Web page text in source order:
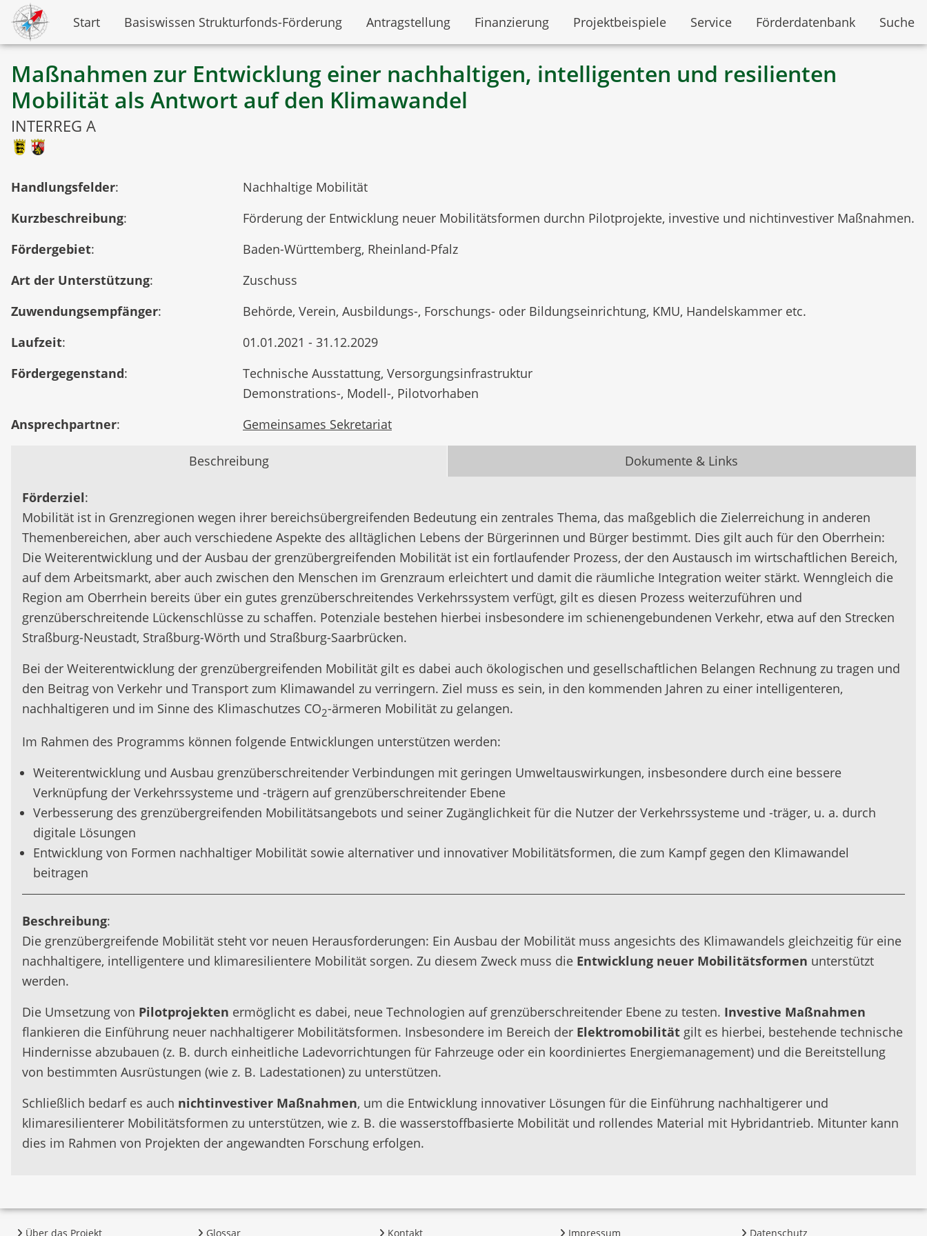
Start Basiswissen Strukturfonds-Förderung Antragstellung Finanzierung Projektbeispiele Service Förderdatenbank Suche
Maßnahmen zur Entwicklung einer nachhaltigen, intelligenten und resilienten
Mobilität als Antwort auf den Klimawandel
INTERREG A
Handlungsfelder:
Nachhaltige Mobilität
Kurzbeschreibung:
Förderung der Entwicklung neuer Mobilitätsformen durchn Pilotprojekte, investive und nichtinvestiver Maßnahmen.
Fördergebiet:
Baden-Württemberg, Rheinland-Pfalz
Art der Unterstützung:
Zuschuss
Zuwendungsempfänger:
Behörde, Verein, Ausbildungs-, Forschungs- oder Bildungseinrichtung, KMU, Handelskammer etc.
Laufzeit:
01.01.2021 - 31.12.2029
Fördergegenstand:
Technische Ausstattung, Versorgungsinfrastruktur
Demonstrations-, Modell-, Pilotvorhaben
Ansprechpartner: Gemeinsames Sekretariat
Beschreibung Dokumente & Links
Förderziel:
Mobilität ist in Grenzregionen wegen ihrer bereichsübergreifenden Bedeutung ein zentrales Thema, das maßgeblich die Zielerreichung in anderen
Themenbereichen, aber auch verschiedene Aspekte des alltäglichen Lebens der Bürgerinnen und Bürger bestimmt. Dies gilt auch für den Oberrhein:
Die Weiterentwicklung und der Ausbau der grenzübergreifenden Mobilität ist ein fortlaufender Prozess, der den Austausch im wirtschaftlichen Bereich,
auf dem Arbeitsmarkt, aber auch zwischen den Menschen im Grenzraum erleichtert und damit die räumliche Integration weiter stärkt. Wenngleich die
Region am Oberrhein bereits über ein gutes grenzüberschreitendes Verkehrssystem verfügt, gilt es diesen Prozess weiterzuführen und
grenzüberschreitende Lückenschlüsse zu schaffen. Potenziale bestehen hierbei insbesondere im schienengebundenen Verkehr, etwa auf den Strecken
Straßburg-Neustadt, Straßburg-Wörth und Straßburg-Saarbrücken.
Bei der Weiterentwicklung der grenzübergreifenden Mobilität gilt es dabei auch ökologischen und gesellschaftlichen Belangen Rechnung zu tragen und
den Beitrag von Verkehr und Transport zum Klimawandel zu verringern. Ziel muss es sein, in den kommenden Jahren zu einer intelligenteren,
nachhaltigeren und im Sinne des Klimaschutzes CO2-ärmeren Mobilität zu gelangen.
Im Rahmen des Programms können folgende Entwicklungen unterstützen werden:
Weiterentwicklung und Ausbau grenzüberschreitender Verbindungen mit geringen Umweltauswirkungen, insbesondere durch eine bessere
Verknüpfung der Verkehrssysteme und -trägern auf grenzüberschreitender Ebene
Verbesserung des grenzübergreifenden Mobilitätsangebots und seiner Zugänglichkeit für die Nutzer der Verkehrssysteme und -träger, u. a. durch
digitale Lösungen
Entwicklung von Formen nachhaltiger Mobilität sowie alternativer und innovativer Mobilitätsformen, die zum Kampf gegen den Klimawandel
beitragen
Beschreibung:
Die grenzübergreifende Mobilität steht vor neuen Herausforderungen: Ein Ausbau der Mobilität muss angesichts des Klimawandels gleichzeitig für eine
nachhaltigere, intelligentere und klimaresilientere Mobilität sorgen. Zu diesem Zweck muss die Entwicklung neuer Mobilitätsformen unterstützt
werden.
Die Umsetzung von Pilotprojekten ermöglicht es dabei, neue Technologien auf grenzüberschreitender Ebene zu testen. Investive Maßnahmen
flankieren die Einführung neuer nachhaltigerer Mobilitätsformen. Insbesondere im Bereich der Elektromobilität gilt es hierbei, bestehende technische
Hindernisse abzubauen (z. B. durch einheitliche Ladevorrichtungen für Fahrzeuge oder ein koordiniertes Energiemanagement) und die Bereitstellung
von bestimmten Ausrüstungen (wie z. B. Ladestationen) zu unterstützen.
Schließlich bedarf es auch nichtinvestiver Maßnahmen, um die Entwicklung innovativer Lösungen für die Einführung nachhaltigerer und
klimaresilienterer Mobilitätsformen zu unterstützen, wie z. B. die wasserstoffbasierte Mobilität und rollendes Material mit Hybridantrieb. Mitunter kann
dies im Rahmen von Projekten der angewandten Forschung erfolgen.
Über das Projekt Glossar Kontakt Impressum Datenschutz